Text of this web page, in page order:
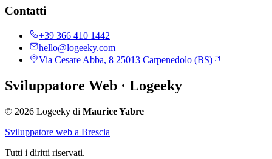
Contatti
+39 366 410 1442
hello@logeeky.com
Via Cesare Abba, 8 25013 Carpenedolo (BS)
Sviluppatore Web · Logeeky
© 2026 Logeeky di Maurice Yabre
Sviluppatore web a Brescia
Tutti i diritti riservati.